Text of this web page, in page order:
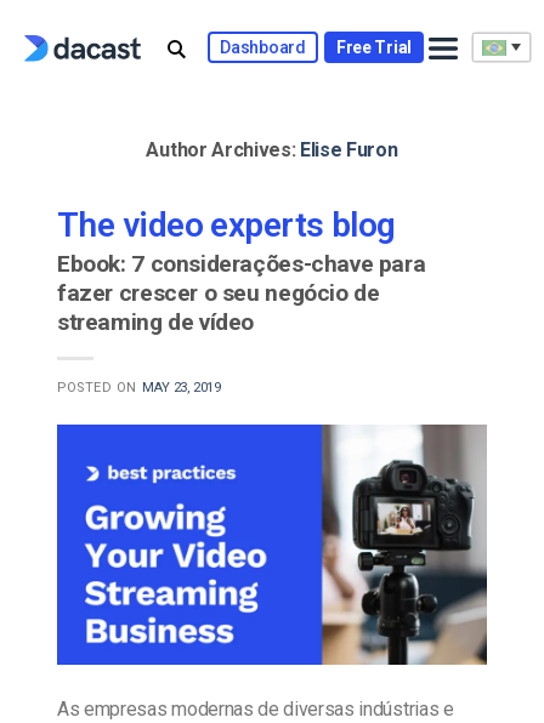
Dashboard Free Trial
Author Archives: Elise Furon
The video experts blog
Ebook: 7 considerações-chave para
fazer crescer o seu negócio de
streaming de vídeo
POSTED ON MAY 23, 2019
As empresas modernas de diversas indústrias e